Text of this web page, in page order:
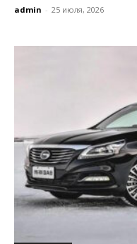
admin - 25 июля, 2026